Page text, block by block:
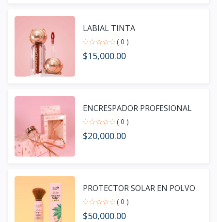
LABIAL TINTA
( 0 )
$15,000.00
ENCRESPADOR PROFESIONAL
( 0 )
$20,000.00
PROTECTOR SOLAR EN POLVO
( 0 )
$50,000.00